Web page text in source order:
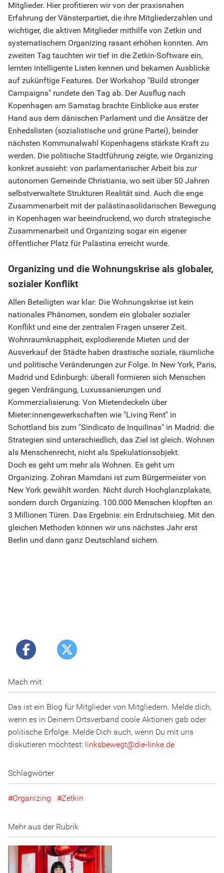
Mitglieder. Hier profitieren wir von der praxisnahen
Erfahrung der Vänsterpartiet, die ihre Mitgliederzahlen und
wichtiger, die aktiven Mitglieder mithilfe von Zetkin und
systematischem Organizing rasant erhöhen konnten. Am
zweiten Tag tauchten wir tief in die Zetkin-Software ein,
lernten intelligente Listen kennen und bekamen Ausblicke
auf zukünftige Features. Der Workshop "Build stronger
Campaigns" rundete den Tag ab. Der Ausflug nach
Kopenhagen am Samstag brachte Einblicke aus erster
Hand aus dem dänischen Parlament und die Ansätze der
Enhedslisten (sozialistische und grüne Partei), beinder
nächsten Kommunalwahl Kopenhagens stärkste Kraft zu
werden. Die politische Stadtführung zeigte, wie Organizing
konkret aussieht: von parlamentarischer Arbeit bis zur
autonomen Gemeinde Christiania, wo seit über 50 Jahren
selbstverwaltete Strukturen Realität sind. Auch die enge
Zusammenarbeit mit der palästinasolidarischen Bewegung
in Kopenhagen war beeindruckend, wo durch strategische
Zusammenarbeit und Organizing sogar ein eigener
öffentlicher Platz für Palästina erreicht wurde.
Organizing und die Wohnungskrise als globaler,
sozialer Konflikt
Allen Beteiligten war klar: Die Wohnungskrise ist kein
nationales Phänomen, sondern ein globaler sozialer
Konflikt und eine der zentralen Fragen unserer Zeit.
Wohnraumknappheit, explodierende Mieten und der
Ausverkauf der Städte haben drastische soziale, räumliche
und politische Veränderungen zur Folge. In New York, Paris,
Madrid und Edinburgh: überall formieren sich Menschen
gegen Verdrängung, Luxussanierungen und
Kommerzialisierung. Von Mietendeckeln über
Mieter:innengewerkschaften wie "Living Rent" in
Schottland bis zum "Sindicato de Inquilinas" in Madrid: die
Strategien sind unterschiedlich, das Ziel ist gleich. Wohnen
als Menschenrecht, nicht als Spekulationsobjekt.
Doch es geht um mehr als Wohnen. Es geht um
Organizing. Zohran Mamdani ist zum Bürgermeister von
New York gewählt worden. Nicht durch Hochglanzplakate,
sondern durch Organizing. 100.000 Menschen klopften an
3 Millionen Türen. Das Ergebnis: ein Erdrutschsieg. Mit den
gleichen Methoden können wir uns nächstes Jahr erst
Berlin und dann ganz Deutschland sichern.
Mach mit
Das ist ein Blog für Mitglieder von Mitgliedern. Melde dich,
wenn es in Deinem Ortsverband coole Aktionen gab oder
politische Erfolge. Melde Dich auch, wenn Du mit uns
diskutieren möchtest: linksbewegt@die-linke.de
Schlagwörter
Organizing Zetkin
Mehr aus der Rubrik